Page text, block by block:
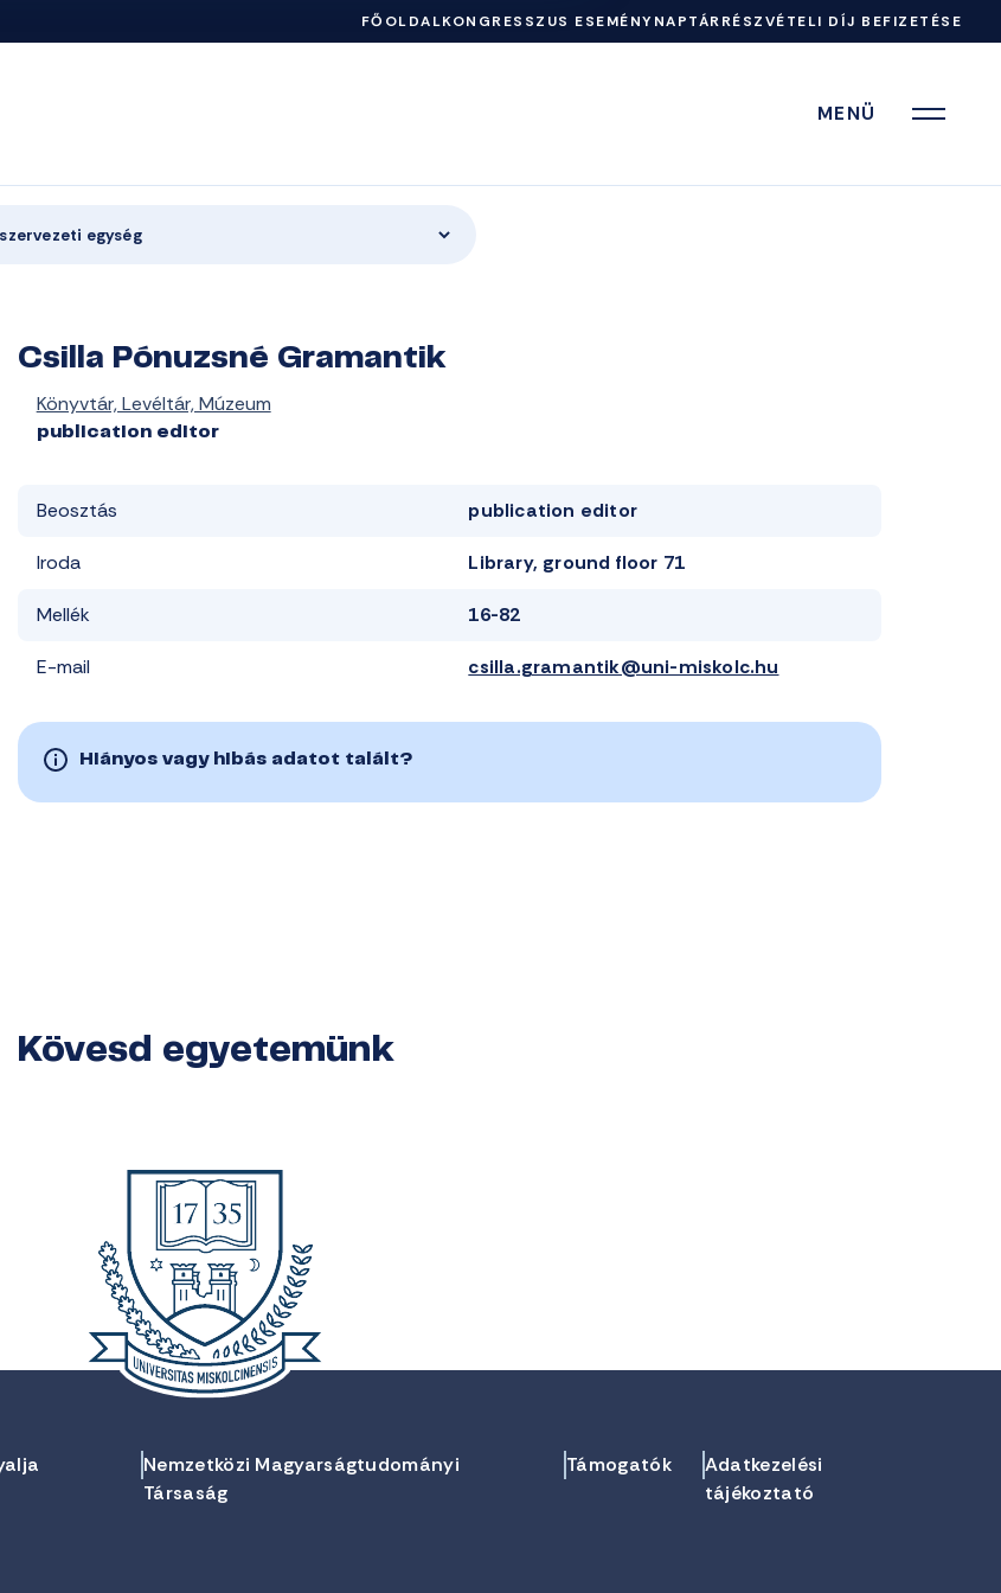
FŐOLDALKONGRESSZUS ESEMÉNYNAPTÁRRÉSZVÉTELI DÍJ BEFIZETÉSE
MENÜ
egység
Csilla Pónuzsné Gramantik
Könyvtár, Levéltár, Múzeum
publication editor
Beosztás publication editor
Iroda Library, ground floor 71
Mellék 16-82
E-mail csilla.gramantik@uni-miskolc.hu
Hiányos vagy hibás adatot talált?
Kövesd egyetemünk
Nemzetközi Magyarságtudományi
Társaság
Támogatók
Adatkezelési
tájékoztató